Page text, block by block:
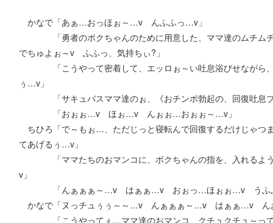
かなで「あぁ…おっほぉ～…v んふふっ…v」
「勇者のボクちゃんのために用意した、ママ達のムチムチ
でちゅよぉ～v ふふっ、気持ちぃ?」
「こうやって密着して、エッロぉ～い吐息浴びせながら、
ぅ…v」
「サキュバスママ達のぉ、《おチンポ勃起の、回復吐息ブ
「おぉぉ…v ほぉ…v んぉぉ…おぉぉ～…v」
ちひろ「で～もぉ…、ただじっと寝転んで回復するだけじゃつ
てあげるぅ…v」
「ママたちのおマンコに、ボクちゃんの指を、入れるよ
v」
「んぁぁぁ～…v はぁぁ…v おぉっ…ほぉぉ…v うふ
かなで「ヌっチュぅぅ～～…v んぁぁぁ～…v はぁぁ…v
「こうやってぇ…ママ達のおマンコ、クチュクチュ～って